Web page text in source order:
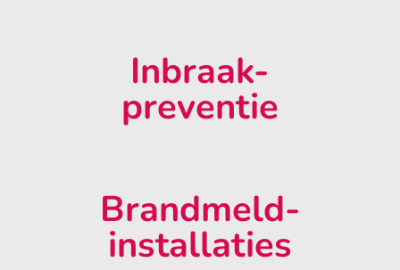
Inbraak-
preventie
Brandmeld-
installaties